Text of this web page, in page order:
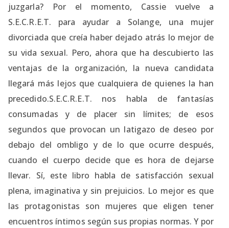
juzgarla? Por el momento, Cassie vuelve a
S.E.C.R.E.T. para ayudar a Solange, una mujer
divorciada que creía haber dejado atrás lo mejor de
su vida sexual. Pero, ahora que ha descubierto las
ventajas de la organización, la nueva candidata
llegará más lejos que cualquiera de quienes la han
precedido.S.E.C.R.E.T. nos habla de fantasías
consumadas y de placer sin límites; de esos
segundos que provocan un latigazo de deseo por
debajo del ombligo y de lo que ocurre después,
cuando el cuerpo decide que es hora de dejarse
llevar. Sí, este libro habla de satisfacción sexual
plena, imaginativa y sin prejuicios. Lo mejor es que
las protagonistas son mujeres que eligen tener
encuentros íntimos según sus propias normas. Y por